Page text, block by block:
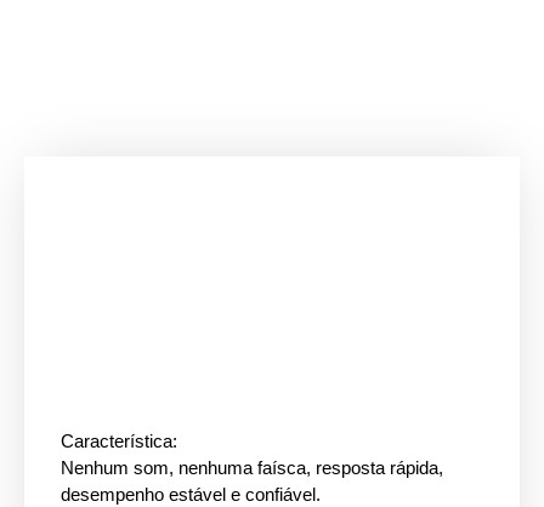
Característica:
Nenhum som, nenhuma faísca, resposta rápida,
desempenho estável e confiável.